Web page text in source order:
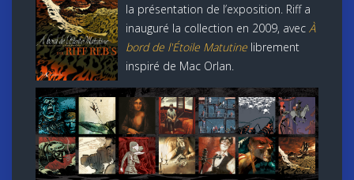
la présentation de l’exposition. Riff a
inauguré la collection en 2009, avec À
bord de l'Étoile Matutine librement
inspiré de Mac Orlan.